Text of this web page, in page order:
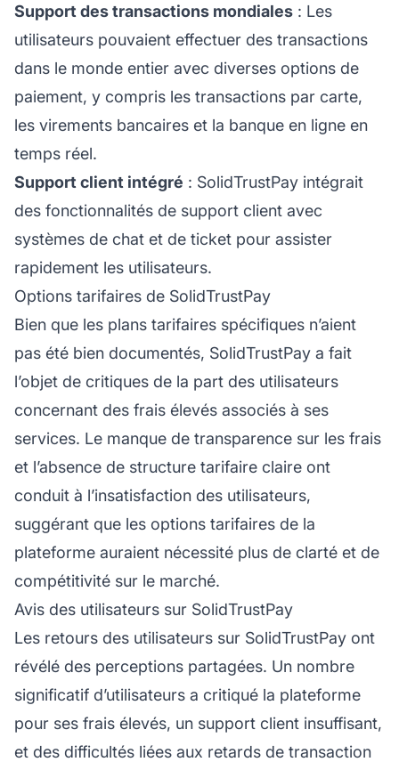
Support des transactions mondiales : Les
utilisateurs pouvaient effectuer des transactions
dans le monde entier avec diverses options de
paiement, y compris les transactions par carte,
les virements bancaires et la banque en ligne en
temps réel.
Support client intégré : SolidTrustPay intégrait
des fonctionnalités de support client avec
systèmes de chat et de ticket pour assister
rapidement les utilisateurs.
Options tarifaires de SolidTrustPay
Bien que les plans tarifaires spécifiques n’aient
pas été bien documentés, SolidTrustPay a fait
l’objet de critiques de la part des utilisateurs
concernant des frais élevés associés à ses
services. Le manque de transparence sur les frais
et l’absence de structure tarifaire claire ont
conduit à l’insatisfaction des utilisateurs,
suggérant que les options tarifaires de la
plateforme auraient nécessité plus de clarté et de
compétitivité sur le marché.
Avis des utilisateurs sur SolidTrustPay
Les retours des utilisateurs sur SolidTrustPay ont
révélé des perceptions partagées. Un nombre
significatif d’utilisateurs a critiqué la plateforme
pour ses frais élevés, un support client insuffisant,
et des difficultés liées aux retards de transaction